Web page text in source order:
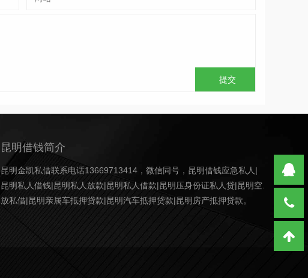
昆明借钱简介
昆明金凯私借联系电话13669713414，微信同号，昆明借钱应急私人|
昆明私人借钱|昆明私人放款|昆明私人借款|昆明压身份证私人贷|昆明空.
放私借|昆明亲属车抵押贷款|昆明汽车抵押贷款|昆明房产抵押贷款。